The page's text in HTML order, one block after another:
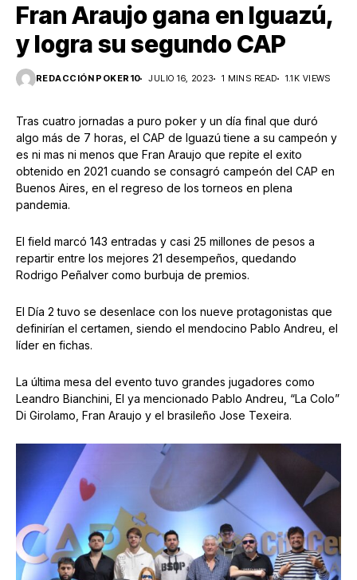
Fran Araujo gana en Iguazú,
y logra su segundo CAP
REDACCIÓN POKER10 JULIO 16, 2023 1 MINS READ 1.1K VIEWS
Tras cuatro jornadas a puro poker y un día final que duró
algo más de 7 horas, el CAP de Iguazú tiene a su campeón y
es ni mas ni menos que Fran Araujo que repite el exito
obtenido en 2021 cuando se consagró campeón del CAP en
Buenos Aires, en el regreso de los torneos en plena
pandemia.
El field marcó 143 entradas y casi 25 millones de pesos a
repartir entre los mejores 21 desempeños, quedando
Rodrigo Peñalver como burbuja de premios.
El Día 2 tuvo se desenlace con los nueve protagonistas que
definirían el certamen, siendo el mendocino Pablo Andreu, el
líder en fichas.
La última mesa del evento tuvo grandes jugadores como
Leandro Bianchini, El ya mencionado Pablo Andreu, “La Colo”
Di Girolamo, Fran Araujo y el brasileño Jose Texeira.